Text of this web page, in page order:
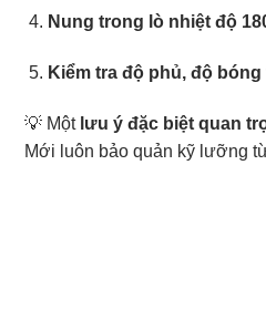
Nung trong lò nhiệt độ
Kiểm tra độ phủ, độ bóng
💡 Một lưu ý đặc biệt quan
Mới luôn bảo quản kỹ lưỡng